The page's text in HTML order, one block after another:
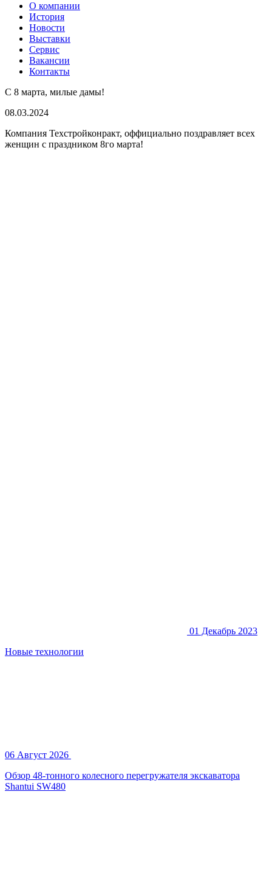
О компании
История
Новости
Выставки
Сервис
Вакансии
Контакты
С 8 марта, милые дамы!
08.03.2024
Компания Техстройконракт, оффициально поздравляет всех
женщин с праздником 8го марта!
01 Декабрь 2023
Новые технологии
06 Август 2026
Обзор 48-тонного колесного перегружателя экскаватора
Shantui SW480